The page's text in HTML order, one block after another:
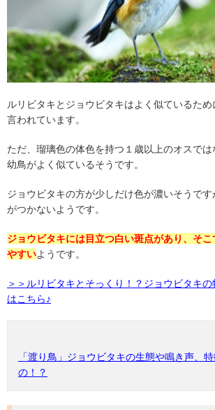
ルリビタキとジョウビタキはよく似ているため
言われています。
ただ、瑠璃色の体色を持つ１歳以上のオスで
幼鳥がよく似ているそうです。
ジョウビタキの方が少しだけ色が濃いそうで
がつかないようです。
ジョウビタキには目立つ白い斑点があり、そこ
やすいようです。
＞＞ルリビタキとそっくり！？ジョウビタキ
はこちら♪
「渡り鳥」ジョウビタキの生態や鳴き声、
の！？